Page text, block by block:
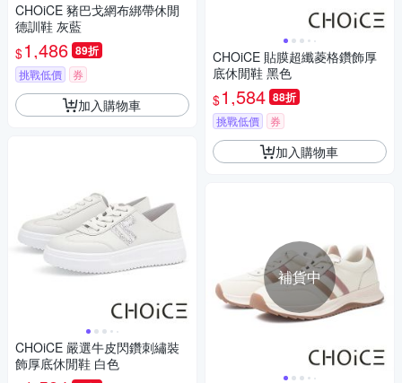
CHOiCE 豬巴戈網布綁帶休閒
德訓鞋 灰藍
$1,486 89折
挑戰低價 券
加入購物車
CHOiCE 嚴選牛皮閃鑽刺繡裝
飾厚底休閒鞋 白色
CHOiCE 貼膜超纖菱格鑽飾厚
底休閒鞋 黑色
$1,584 88折
挑戰低價 券
加入購物車
補貨中